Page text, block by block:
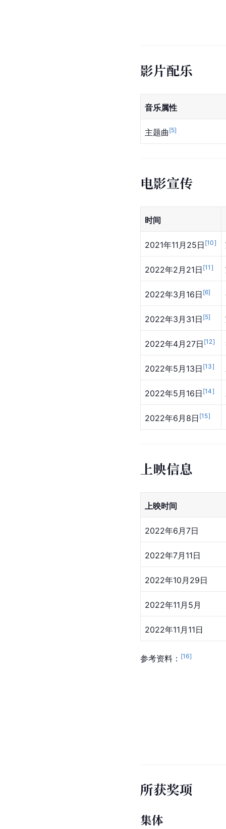
影片配乐
音乐属性
主题曲 [5]
电影宣传
时间
2021年11月25日 [10]
2022年2月21日 [11 ]
2022年3月16日 [6]
2022年3月31日 [5]
2022年4月27日 [12]
2022年5月13日 [13]
2022年5月16日 [14]
2022年6月8日 [15]
上映信息
上映时间
2022年6月7日
2022年7月11日
2022年10月29日
2022年11月5月
2022年11月11日
参考资料： [16]
所获奖项
集体